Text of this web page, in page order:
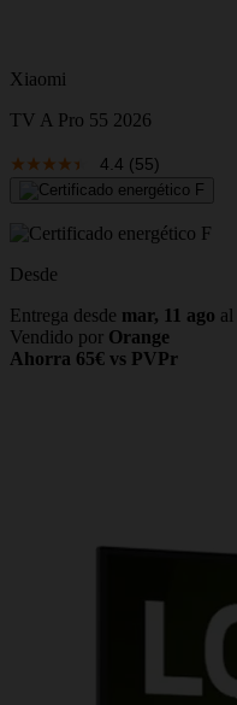
Xiaomi
TV A Pro 55 2026
4.4 (55)
Desde
Entrega desde mar, 11 ago al
Vendido por Orange
Ahorra 65€ vs PVPr